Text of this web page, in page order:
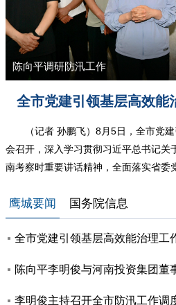
陈向平调研防汛工作
全市党建引领基层高效能
（记者 孙鹏飞）8月5日，全市党
会召开，深入学习贯彻习近平总书记关
南考察时重要讲话精神，全面落实省委
鹰城要闻 国务院信息
全市党建引领基层高效能治理工
李明俊主持召开全市防汛工作调